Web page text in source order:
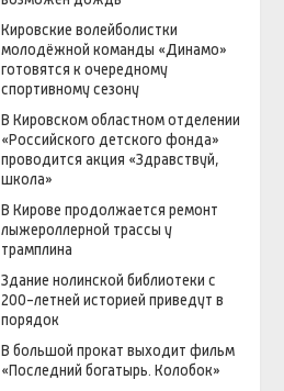
Кировские волейболистки
молодёжной команды «Динамо»
готовятся к очередному
спортивному сезону
В Кировском областном отделении
«Российского детского фонда»
проводится акция «Здравствуй,
школа»
В Кирове продолжается ремонт
лыжероллерной трассы у
трамплина
Здание нолинской библиотеки с
200-летней историей приведут в
порядок
В большой прокат выходит фильм
«Последний богатырь. Колобок»